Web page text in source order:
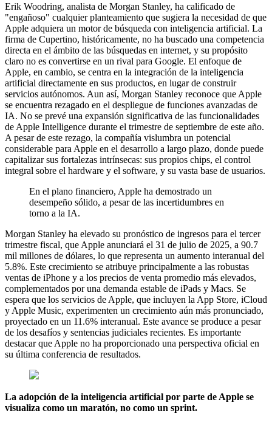
Erik Woodring, analista de Morgan Stanley, ha calificado de
"engañoso" cualquier planteamiento que sugiera la necesidad de que
Apple adquiera un motor de búsqueda con inteligencia artificial. La
firma de Cupertino, históricamente, no ha buscado una competencia
directa en el ámbito de las búsquedas en internet, y su propósito
claro no es convertirse en un rival para Google. El enfoque de
Apple, en cambio, se centra en la integración de la inteligencia
artificial directamente en sus productos, en lugar de construir
servicios autónomos. Aun así, Morgan Stanley reconoce que Apple
se encuentra rezagado en el despliegue de funciones avanzadas de
IA. No se prevé una expansión significativa de las funcionalidades
de Apple Intelligence durante el trimestre de septiembre de este año.
A pesar de este rezago, la compañía vislumbra un potencial
considerable para Apple en el desarrollo a largo plazo, donde puede
capitalizar sus fortalezas intrínsecas: sus propios chips, el control
integral sobre el hardware y el software, y su vasta base de usuarios.
En el plano financiero, Apple ha demostrado un
desempeño sólido, a pesar de las incertidumbres en
torno a la IA.
Morgan Stanley ha elevado su pronóstico de ingresos para el tercer
trimestre fiscal, que Apple anunciará el 31 de julio de 2025, a 90.7
mil millones de dólares, lo que representa un aumento interanual del
5.8%. Este crecimiento se atribuye principalmente a las robustas
ventas de iPhone y a los precios de venta promedio más elevados,
complementados por una demanda estable de iPads y Macs. Se
espera que los servicios de Apple, que incluyen la App Store, iCloud
y Apple Music, experimenten un crecimiento aún más pronunciado,
proyectado en un 11.6% interanual. Este avance se produce a pesar
de los desafíos y sentencias judiciales recientes. Es importante
destacar que Apple no ha proporcionado una perspectiva oficial en
su última conferencia de resultados.
La adopción de la inteligencia artificial por parte de Apple se
visualiza como un maratón, no como un sprint.